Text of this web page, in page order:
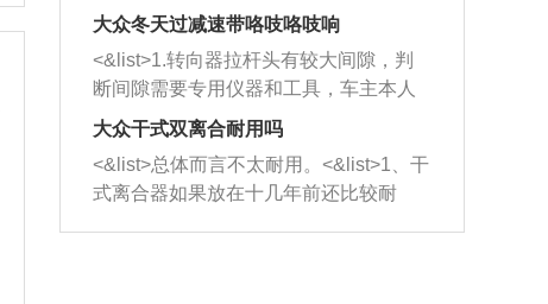
洗剂对堵塞的情况得到解决，将清洗剂
放在燃油箱中，与燃油混合后，车辆启
动时，就可以和汽油一起进入到燃烧
室，最后形成废气排出，就可以让三元
催化器得到清洗，排气管堵塞的情况就
能够得到解决。
习，这样就可以形成肌肉记忆，在真实
驾驶车辆时，不需要记忆也能打好方
向。
和发动机内持续温度变化使其密封效果
逐渐减弱，导致渗油或漏油。<&list>2、
活塞间隙过大：积碳会使活塞环与缸体
的间隙扩大，导致机油流入燃烧室中，
造成烧机油。<&list>3、机油粘度。使用
机油粘度过小的话，同样会有烧机油现
象，机油粘度过小具有很好的流动性，
大众冬天过减速带咯吱咯吱响
<&list>1.转向器拉杆头有较大间隙，判
断间隙需要专用仪器和工具，车主本人
无法制作，需要将车辆送到修理厂或4s
店；<&list>2.车辆半轴套管防尘罩破
裂，破裂后会出现漏油现象，使半轴磨
损严重，磨损的半轴容易损坏，产生异
响；<&list>3.稳定器的转向胶套和球头
大众干式双离合耐用吗
<&list>总体而言不太耐用。<&list>1、干
式离合器如果放在十几年前还比较耐